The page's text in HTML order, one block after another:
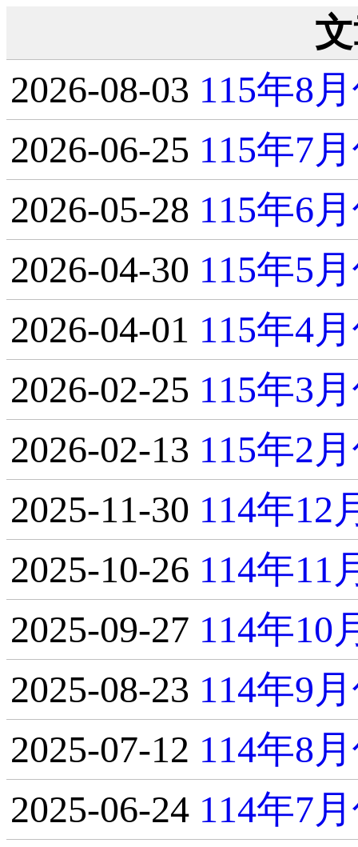
2026-08-03 115年8
2026-06-25 115年7
2026-05-28 115年6
2026-04-30 115年5
2026-04-01 115年4
2026-02-25 115年3
2026-02-13 115年2
2025-11-30 114年12
2025-10-26 114年11
2025-09-27 114年10
2025-08-23 114年9
2025-07-12 114年8
2025-06-24 114年7